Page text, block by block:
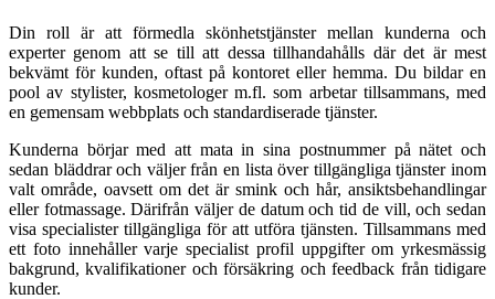
Din roll är att förmedla skönhetstjänster mellan kunderna och
experter genom att se till att dessa tillhandahålls där det är mest
bekvämt för kunden, oftast på kontoret eller hemma. Du bildar en
pool av stylister, kosmetologer m.fl. som arbetar tillsammans, med
en gemensam webbplats och standardiserade tjänster.
Kunderna börjar med att mata in sina postnummer på nätet och
sedan bläddrar och väljer från en lista över tillgängliga tjänster inom
valt område, oavsett om det är smink och hår, ansiktsbehandlingar
eller fotmassage. Därifrån väljer de datum och tid de vill, och sedan
visa specialister tillgängliga för att utföra tjänsten. Tillsammans med
ett foto innehåller varje specialist profil uppgifter om yrkesmässig
bakgrund, kvalifikationer och försäkring och feedback från tidigare
kunder.